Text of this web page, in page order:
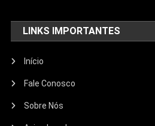
LINKS IMPORTANTES
Início
Fale Conosco
Sobre Nós